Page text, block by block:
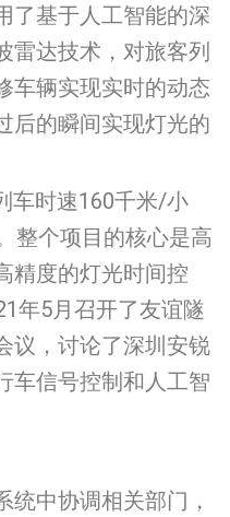
了基于人工智能的深
雷达技术，对旅客列
车辆实现实时的动态
后的瞬间实现灯光的
车时速160千米/小
整个项目的核心是高
精度的灯光时间控
年5月召开了友谊隧
议，讨论了深圳安锐
车信号控制和人工智
统中协调相关部门，